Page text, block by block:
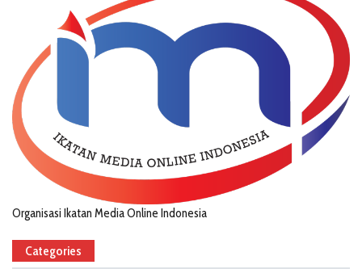
Organisasi Ikatan Media Online Indonesia
Categories